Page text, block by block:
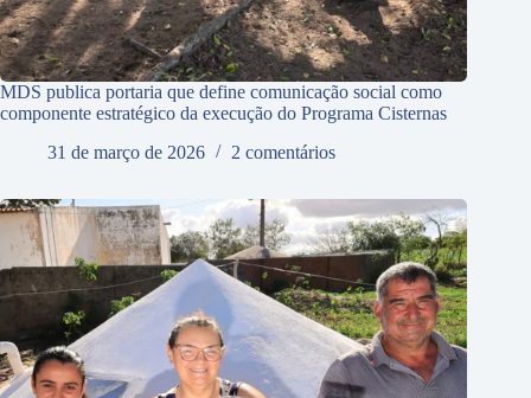
MDS publica portaria que define comunicação social como
componente estratégico da execução do Programa Cisternas
31 de março de 2026
2 comentários